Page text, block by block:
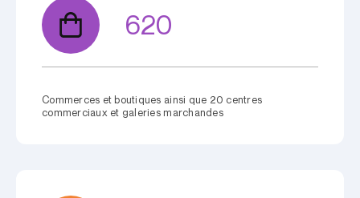
620
Commerces et boutiques ainsi que 20 centres
commerciaux et galeries marchandes